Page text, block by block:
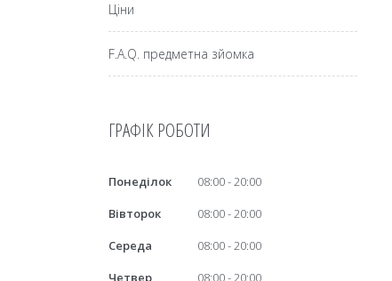
Ціни
F.A.Q. предметна зйомка
ГРАФІК РОБОТИ
Понеділок 08:00 20:00
Вівторок
08:00 20:00
Середа
08:00 20:00
Четвер
08:00 20:00